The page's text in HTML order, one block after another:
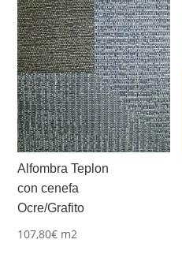
Alfombra Teplon
con cenefa
Ocre/Grafito
107,80€ m2